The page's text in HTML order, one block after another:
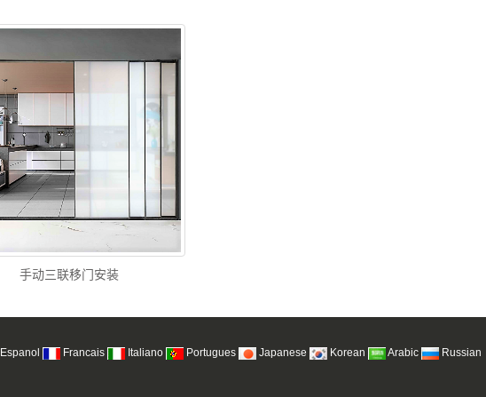
手动三联移门安装
Espanol Francais Italiano Portugues Japanese Korean Arabic Russian